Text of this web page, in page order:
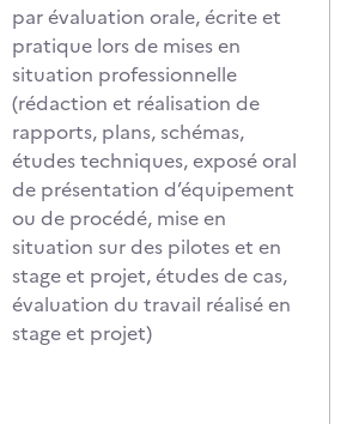
par évaluation orale, écrite et
pratique lors de mises en
situation professionnelle
(rédaction et réalisation de
rapports, plans, schémas,
études techniques, exposé oral
de présentation d’équipement
ou de procédé, mise en
situation sur des pilotes et en
stage et projet, études de cas,
évaluation du travail réalisé en
stage et projet)